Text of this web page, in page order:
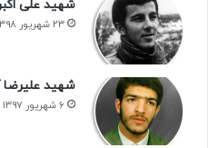
شهید علی
۲۳ شهریور ۱۳۹۸
شهید علیرضا
۶ شهریور ۱۳۹۷